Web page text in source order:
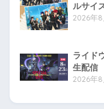
ルサイ
2026年8
ライド
生配信
2026年8